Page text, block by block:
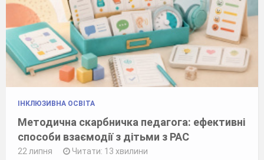
ІНКЛЮЗИВНА ОСВІТА
Методична скарбничка педагога: ефективні
способи взаємодії з дітьми з РАС
22 липня Читати: 13 хвилини